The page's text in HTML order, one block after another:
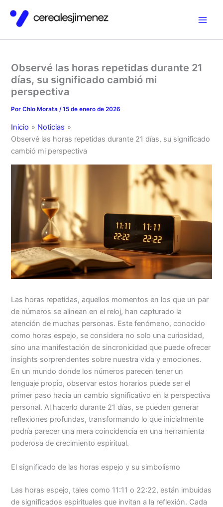
contenido
Observé las horas repetidas durante 21
días, su significado cambió mi
perspectiva
PorChlo Morata /15 de enero de 2026
Inicio
Noticias
Observé las horas repetidas durante 21 días, su significado
cambió mi perspectiva
Las horas repetidas, aquellos momentos en los que un par
de números se alinean en el reloj, han capturado la
atención de muchas personas. Este fenómeno, conocido
como horas espejo, se considera no solo una curiosidad,
sino una manifestación de sincronicidad que puede ofrecer
insights sorprendentes sobre nuestra vida y emociones.
En un mundo donde los números parecen tener un
lenguaje propio, observar estos horarios puede ser el
primer paso hacia un cambio significativo en la perspectiva
personal. Al hacerlo durante 21 días, se pueden generar
reflexiones profundas, transformando lo que inicialmente
podría parecer una mera coincidencia en una herramienta
poderosa de crecimiento espiritual.
El significado de las horas espejo y su simbolismo
Las horas espejo, tales como 11:11 o 22:22, están imbuidas
de significados espirituales que invitan a la reflexión. Cada